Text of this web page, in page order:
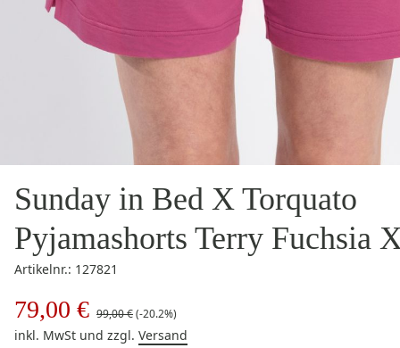
Sunday in Bed X Torquato
Pyjamashorts Terry Fuchsia
Artikelnr.: 127821
79,00 € 99,00 €(-20.2%)
inkl. MwSt und zzgl. Versand